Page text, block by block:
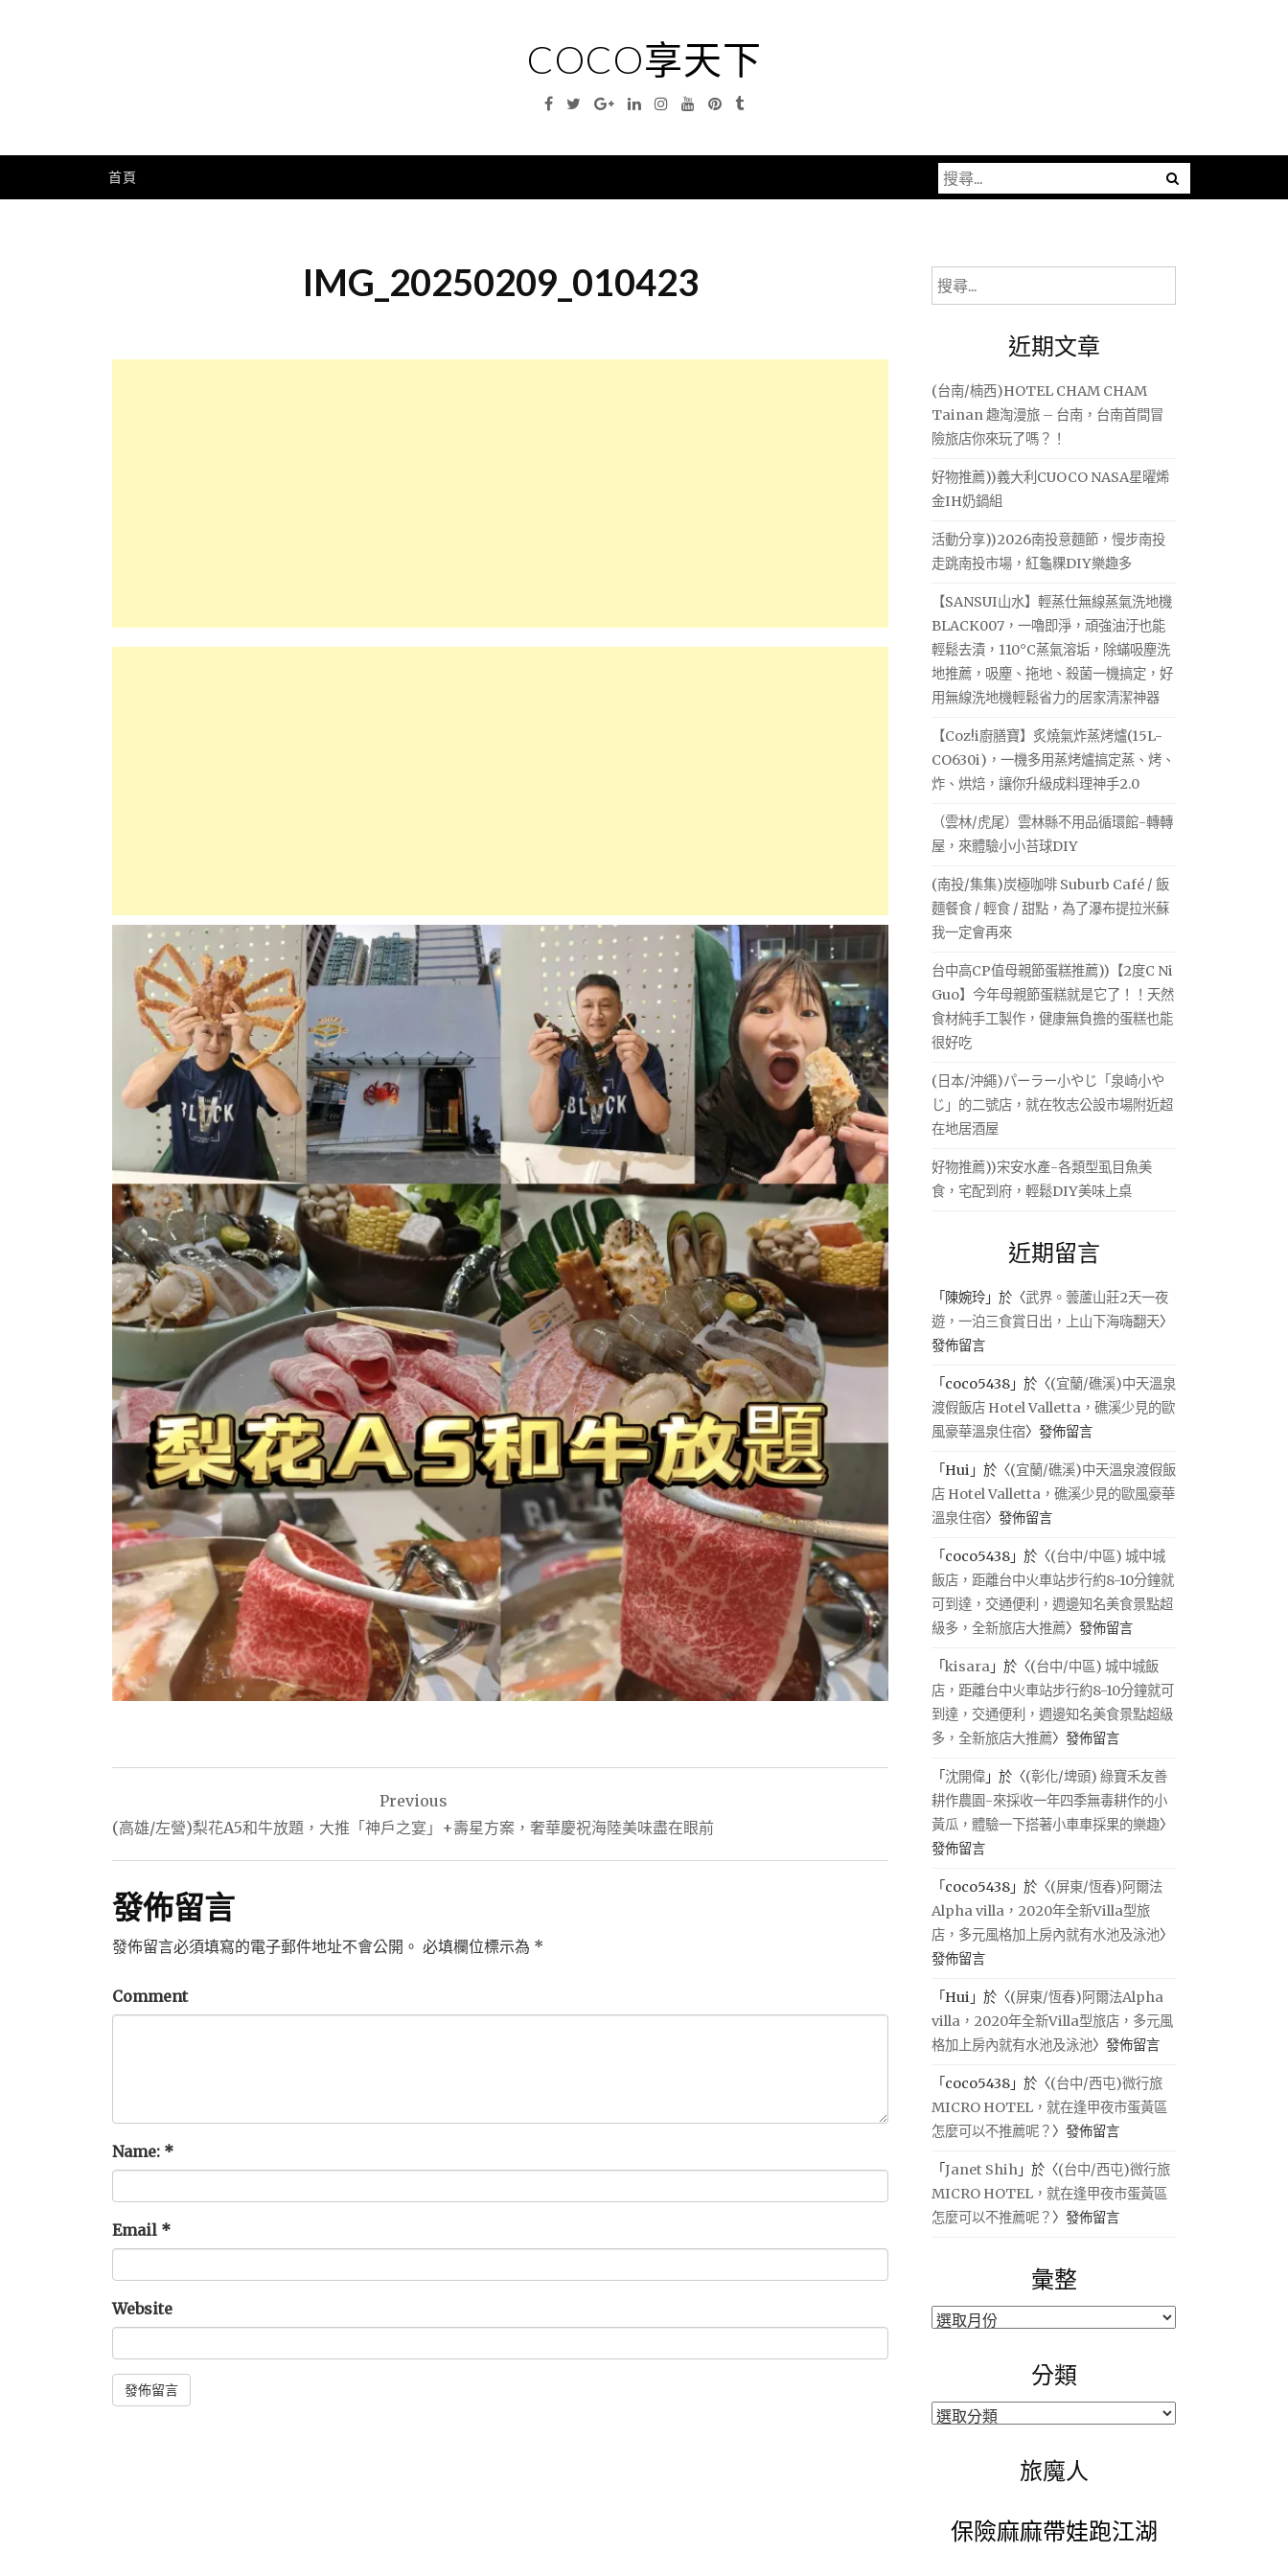
COCO享天下
Facebook
TwitterGoogleLinkedinInstagramYouTubePinterest
Tumblr
首頁
搜
尋
字:
IMG_20250209_010423
章
導
覽
Previous
(高雄/左營)梨花A5和牛放題，大推「神戶之宴」+壽星方案，奢華慶祝海陸美味盡在眼前
發佈留言
發佈留言必須填寫的電子郵件地址不會公開。 必填欄位標示為 *
Comment
Name: *
Email *
Website
搜
尋
近期文章
(台南/楠西)HOTEL CHAM CHAM
Tainan 趣淘漫旅 – 台南，台南首間冒
險旅店你來玩了嗎？！
好物推薦))義大利CUOCO NASA星曜烯
金IH奶鍋組
活動分享))2026南投意麵節，慢步南投
走跳南投市場，紅龜粿DIY樂趣多
【SANSUI山水】輕蒸仕無線蒸氣洗地機
BLACK007，一嚕即淨，頑強油汙也能
輕鬆去漬，110°C蒸氣溶垢，除蟎吸塵洗
地推薦，吸塵、拖地、殺菌一機搞定，好
用無線洗地機輕鬆省力的居家清潔神器
【Coz!i廚膳寶】炙燒氣炸蒸烤爐(15L-
CO630i)，一機多用蒸烤爐搞定蒸、烤、
炸、烘焙，讓你升級成料理神手2.0
（雲林/虎尾）雲林縣不用品循環館-轉轉
屋，來體驗小小苔球DIY
(南投/集集)炭極咖啡 Suburb Café / 飯
麵餐食 / 輕食 / 甜點，為了瀑布提拉米蘇
我一定會再來
台中高CP值母親節蛋糕推薦))【2度C Ni
Guo】今年母親節蛋糕就是它了！！天然
食材純手工製作，健康無負擔的蛋糕也能
很好吃
(日本/沖繩)パーラー小やじ「泉崎小や
じ」的二號店，就在牧志公設市場附近超
在地居酒屋
好物推薦))宋安水產-各類型虱目魚美
食，宅配到府，輕鬆DIY美味上桌
近期留言
「 陳婉玲 」於〈武界。蕓蘆山莊2天一夜
遊，一泊三食賞日出，上山下海嗨翻天〉
發佈留言
「 coco5438 」於〈(宜蘭/礁溪)中天溫泉
渡假飯店 Hotel Valletta，礁溪少見的歐
風豪華溫泉住宿〉發佈留言
「Hui 」於〈(宜蘭/礁溪)中天溫泉渡假飯
店 Hotel Valletta，礁溪少見的歐風豪華
溫泉住宿〉發佈留言
「 coco5438 」於〈(台中/中區) 城中城
飯店，距離台中火車站步行約8-10分鐘就
可到達，交通便利，週邊知名美食景點超
級多，全新旅店大推薦〉發佈留言
「kisara 」於〈(台中/中區) 城中城飯
店，距離台中火車站步行約8-10分鐘就可
到達，交通便利，週邊知名美食景點超級
多，全新旅店大推薦〉發佈留言
「沈開偉 」於〈(彰化/埤頭) 綠寶禾友善
耕作農園-來採收一年四季無毒耕作的小
黃瓜，體驗一下搭著小車車採果的樂趣〉
發佈留言
「 coco5438 」於〈(屏東/恆春)阿爾法
Alpha villa，2020年全新Villa型旅
店，多元風格加上房內就有水池及泳池〉
發佈留言
「Hui 」於〈(屏東/恆春)阿爾法Alpha
villa，2020年全新Villa型旅店，多元風
格加上房內就有水池及泳池〉發佈留言
「 coco5438 」於〈(台中/西屯)微行旅
MICRO HOTEL，就在逢甲夜市蛋黃區
怎麼可以不推薦呢？ 〉發佈留言
「Janet Shih 」於〈(台中/西屯)微行旅
MICRO HOTEL，就在逢甲夜市蛋黃區
怎麼可以不推薦呢？ 〉發佈留言
彙整
彙
分類
分
旅魔人
保險麻麻帶娃跑江湖